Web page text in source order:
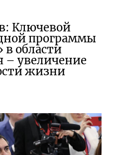
Ключевой
программы
в области
– увеличение
жизни